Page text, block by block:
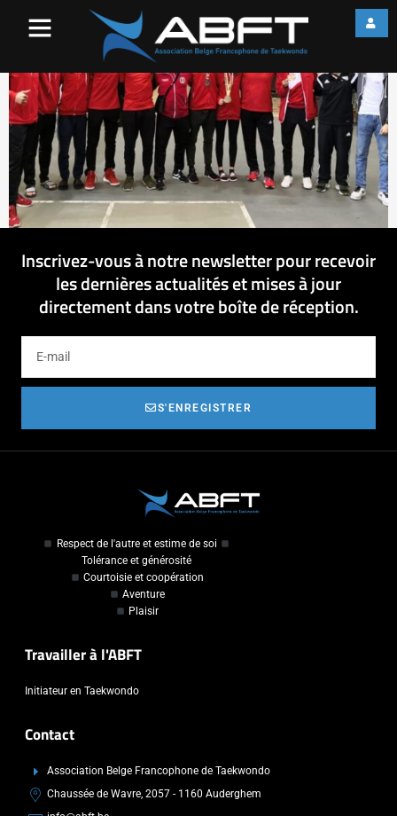
Inscrivez-vous à notre newsletter pour recevoir
les dernières actualités et mises à jour
directement dans votre boîte de réception.
S'ENREGISTRER
Respect de l'autre et estime de soi
Tolérance et générosité
Courtoisie et coopération
Aventure
Plaisir
Travailler à l'ABFT
Initiateur en Taekwondo
Contact
Association Belge Francophone de Taekwondo
Chaussée de Wavre, 2057 - 1160 Auderghem